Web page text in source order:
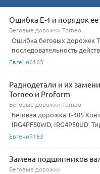
Ошибка Е-1 и порядок
Беговые дорожки Torneo
Ошибка беговых дорожек
последовательность
Евгений163
Радиодетали и их
Torneo и Proform
Беговые дорожки Torneo
Беговая дорожка Т-405
IRG4PF50WD, IRG4P50UD
Евгений163
Замена подшипников
Беговые дорожки